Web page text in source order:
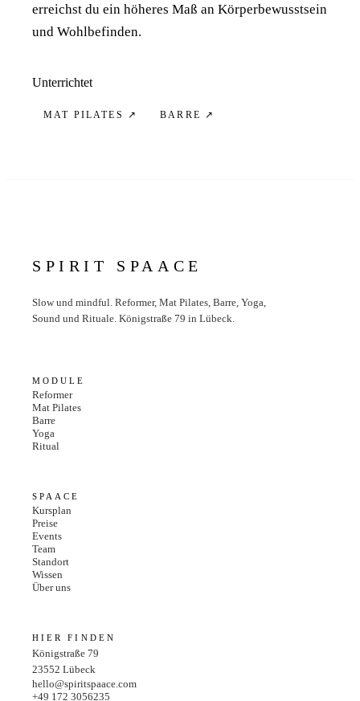
erreichst du ein höheres Maß an Körperbewusstsein
und Wohlbefinden.
Unterrichtet
MAT PILATES ↗ BARRE ↗
SPIRIT SPAACE
Slow und mindful. Reformer, Mat Pilates, Barre, Yoga,
Sound und Rituale. Königstraße 79 in Lübeck.
MODULE
Reformer
Mat Pilates
Barre
Yoga
Ritual
SPAACE
Kursplan
Preise
Events
Team
Standort
Wissen
Über uns
HIER FINDEN
Königstraße 79
23552 Lübeck
hello@spiritspaace.com
+49 172 3056235